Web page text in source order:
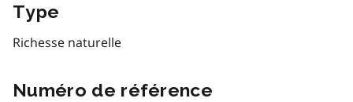
Type
Richesse naturelle
Numéro de référence